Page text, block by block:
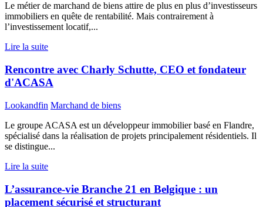
Le métier de marchand de biens attire de plus en plus d’investisseurs
immobiliers en quête de rentabilité. Mais contrairement à
l’investissement locatif,...
Lire la suite
Rencontre avec Charly Schutte, CEO et fondateur
d'ACASA
Lookandfin Marchand de biens
Le groupe ACASA est un développeur immobilier basé en Flandre,
spécialisé dans la réalisation de projets principalement résidentiels. Il
se distingue...
Lire la suite
L’assurance-vie Branche 21 en Belgique : un
placement sécurisé et structurant